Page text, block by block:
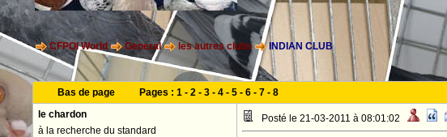
CFPOI World General les autres clubs INDIAN CLUB
Bas de page Pages : 1- 2- 3- 4- 5- 6- 7- 8
le chardon
à la recherche du standard
Posté le 21-03-2011 à 08:01:02